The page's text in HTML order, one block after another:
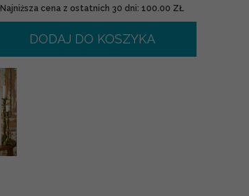
Najniższa cena z ostatnich 30 dni: 100.00 ZŁ
DODAJ DO KOSZYKA